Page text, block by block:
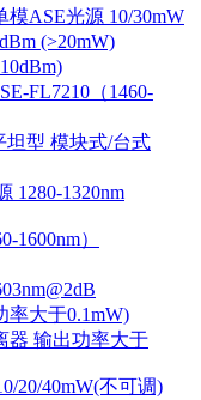
模ASE光源 10/30mW
(>20mW)
FL7210（1460-
坦型 模块式/台式
1280-1320nm
1600nm）
率大于0.1mW)
器 输出功率大于
20/40mW(不可调)